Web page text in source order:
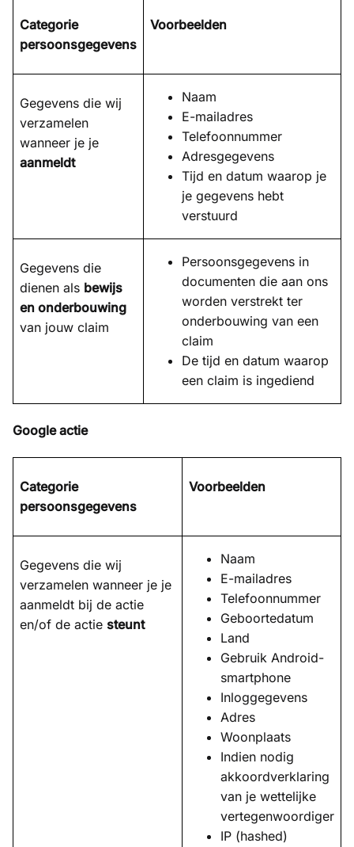
Categorie
persoonsgegevens
Voorbeelden
Gegevens die wij
verzamelen
wanneer je je
aanmeldt
Naam
E-mailadres
Telefoonnummer
Adresgegevens
Tijd en datum waarop je
je gegevens hebt
verstuurd
Gegevens die
dienen als bewijs
en onderbouwing
van jouw claim
Persoonsgegevens in
documenten die aan ons
worden verstrekt ter
onderbouwing van een
claim
De tijd en datum waarop
een claim is ingediend
Google actie
Categorie
persoonsgegevens
Voorbeelden
Gegevens die wij
verzamelen wanneer je je
aanmeldt bij de actie
en/of de actie steunt
Naam
E-mailadres
Telefoonnummer
Geboortedatum
Land
Gebruik Android-
smartphone
Inloggegevens
Adres
Woonplaats
Indien nodig
akkoordverklaring
van je wettelijke
vertegenwoordiger
IP (hashed)